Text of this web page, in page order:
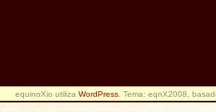
equinoXio utiliza WordPress . Tema: eqnX2008,